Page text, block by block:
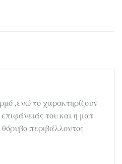
,ενώ το χαρακτηρίζουν
του και η ματ
περιβάλλοντος